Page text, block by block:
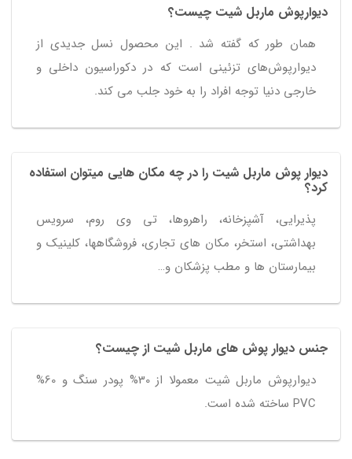
دیوارپوش ماربل شیت چیست؟
همان طور که گفته شد . این محصول نسل جدیدی از
دیوارپوش‌های تزئینی است که در دکوراسیون داخلی و
خارجی دنیا توجه افراد را به خود جلب می کند.
دیوار پوش ماربل شیت را در چه مکان هایی میتوان استفاده
کرد؟
پذیرایی، آشپزخانه، راهروها، تی وی روم، سرویس
بهداشتی، استخر، مکان های تجاری، فروشگاهها، کلینیک و
بیمارستان ها و مطب پزشکان و…
جنس دیوار پوش های ماربل شیت از چیست؟
دیوارپوش ماربل شیت معمولا از 30% پودر سنگ و 60%
PVC ساخته شده است.